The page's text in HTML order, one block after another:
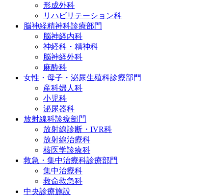
形成外科
リハビリテーション科
脳神経精神科診療部門
脳神経内科
神経科・精神科
脳神経外科
麻酔科
女性・母子・泌尿生殖科診療部門
産科婦人科
小児科
泌尿器科
放射線科診療部門
放射線診断・IVR科
放射線治療科
核医学診療科
救急・集中治療科診療部門
集中治療科
救命救急科
中央診療施設